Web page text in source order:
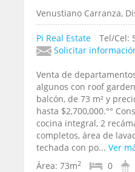
Venustiano Carranza,
Pi Real Estate
Tel/Cel:
Solicitar
Venta de
algunos con roof
balcón, de 73 m² y
hasta $2,700,000.°°
cocina integral, 2
completos, área de
techada con po... Ver
Área: 73m2 0